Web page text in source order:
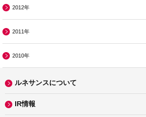
2012年
2011年
2010年
ルネサンスについて
IR情報